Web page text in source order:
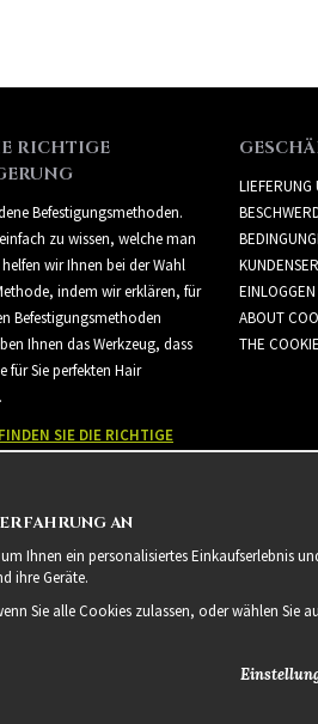
RICHTIGE
Befestigungsmethoden.
zu wissen, welche man
wir Ihnen bei der Wahl
indem wir erklären, für
Befestigungsmethoden
Ihnen das Werkzeug, dass
für Sie perfekten Hair
SIE DIE RICHTIGE
LIEFERUNG
EINLOGGEN
ABOUT
THE
AN
Ihnen ein personalisiertes Einkaufserlebnis
ihre Geräte.
Sie alle Cookies zulassen, oder wählen